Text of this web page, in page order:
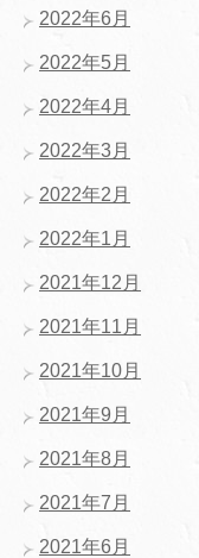
2022年6月
2022年5月
2022年4月
2022年3月
2022年2月
2022年1月
2021年12月
2021年11月
2021年10月
2021年9月
2021年8月
2021年7月
2021年6月